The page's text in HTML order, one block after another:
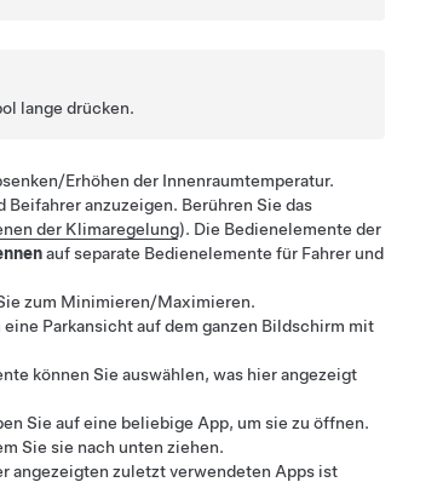
lange drücken.
Erhöhen der Innenraumtemperatur.
anzuzeigen. Berühren Sie das
der Klimaregelung). Die Bedienelemente der
auf separate Bedienelemente für Fahrer und
zum Minimieren/Maximieren.
Parkansicht auf dem ganzen Bildschirm mit
können Sie auswählen, was hier angezeigt
Sie auf eine beliebige App, um sie zu öffnen.
Sie sie nach unten ziehen.
angezeigten zuletzt verwendeten Apps ist